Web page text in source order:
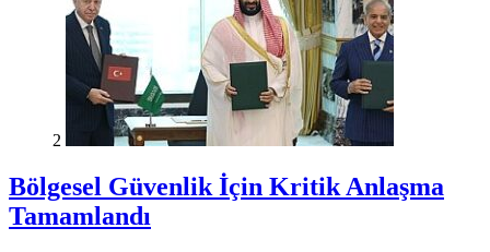
2
Bölgesel Güvenlik İçin Kritik Anlaşma
Tamamlandı